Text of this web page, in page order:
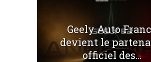
Geely Auto
devient le
officiel des...